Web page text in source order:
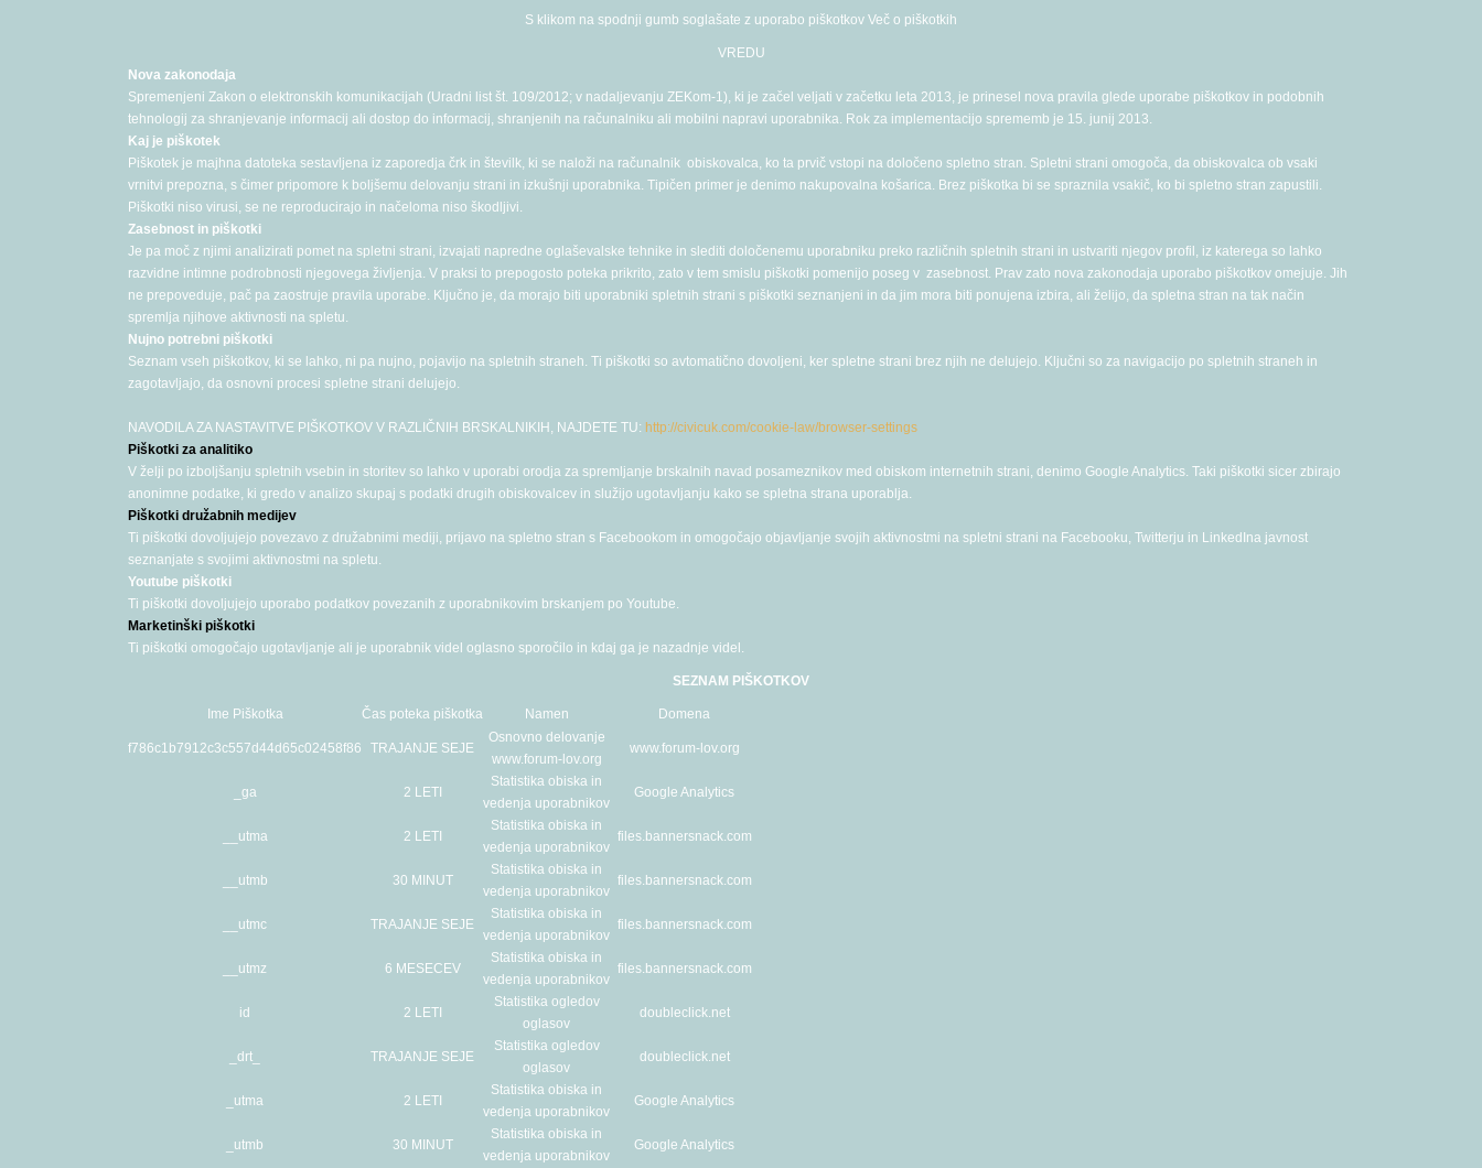
S klikom na spodnji gumb soglašate z uporabo piškotkov Več o piškotkih
VREDU
Nova zakonodaja
Spremenjeni Zakon o elektronskih komunikacijah (Uradni list št. 109/2012; v nadaljevanju ZEKom-1), ki je začel veljati v začetku leta 2013, je prinesel nova pravila glede uporabe piškotkov in podobnih
tehnologij za shranjevanje informacij ali dostop do informacij, shranjenih na računalniku ali mobilni napravi uporabnika. Rok za implementacijo sprememb je 15. junij 2013.
Kaj je piškotek
Piškotek je majhna datoteka sestavljena iz zaporedja črk in številk, ki se naloži na računalnik obiskovalca, ko ta prvič vstopi na določeno spletno stran. Spletni strani omogoča, da obiskovalca ob vsaki
vrnitvi prepozna, s čimer pripomore k boljšemu delovanju strani in izkušnji uporabnika. Tipičen primer je denimo nakupovalna košarica. Brez piškotka bi se spraznila vsakič, ko bi spletno stran zapustili.
Piškotki niso virusi, se ne reproducirajo in načeloma niso škodljivi.
Zasebnost in piškotki
Je pa moč z njimi analizirati pomet na spletni strani, izvajati napredne oglaševalske tehnike in slediti določenemu uporabniku preko različnih spletnih strani in ustvariti njegov profil, iz katerega so lahko
razvidne intimne podrobnosti njegovega življenja. V praksi to prepogosto poteka prikrito, zato v tem smislu piškotki pomenijo poseg v zasebnost. Prav zato nova zakonodaja uporabo piškotkov omejuje. Jih
ne prepoveduje, pač pa zaostruje pravila uporabe. Ključno je, da morajo biti uporabniki spletnih strani s piškotki seznanjeni in da jim mora biti ponujena izbira, ali želijo, da spletna stran na tak način
spremlja njihove aktivnosti na spletu.
Nujno potrebni piškotki
Seznam vseh piškotkov, ki se lahko, ni pa nujno, pojavijo na spletnih straneh. Ti piškotki so avtomatično dovoljeni, ker spletne strani brez njih ne delujejo. Ključni so za navigacijo po spletnih straneh in
zagotavljajo, da osnovni procesi spletne strani delujejo.
NAVODILA ZA NASTAVITVE PIŠKOTKOV V RAZLIČNIH BRSKALNIKIH, NAJDETE TU: http://civicuk.com/cookie-law/browser-settings
Piškotki za analitiko
V želji po izboljšanju spletnih vsebin in storitev so lahko v uporabi orodja za spremljanje brskalnih navad posameznikov med obiskom internetnih strani, denimo Google Analytics. Taki piškotki sicer zbirajo
anonimne podatke, ki gredo v analizo skupaj s podatki drugih obiskovalcev in služijo ugotavljanju kako se spletna strana uporablja.
Piškotki družabnih medijev
Ti piškotki dovoljujejo povezavo z družabnimi mediji, prijavo na spletno stran s Facebookom in omogočajo objavljanje svojih aktivnostmi na spletni strani na Facebooku, Twitterju in LinkedIna javnost
seznanjate s svojimi aktivnostmi na spletu.
Youtube piškotki
Ti piškotki dovoljujejo uporabo podatkov povezanih z uporabnikovim brskanjem po Youtube.
Marketinški piškotki
Ti piškotki omogočajo ugotavljanje ali je uporabnik videl oglasno sporočilo in kdaj ga je nazadnje videl.
SEZNAM PIŠKOTKOV
Ime Piškotka Čas poteka piškotka Namen Domena
f786c1b7912c3c557d44d65c02458f86 TRAJANJE SEJE
Osnovno delovanje
www.forum-lov.org
www.forum-lov.org
_ga 2 LETI
Statistika obiska in
vedenja uporabnikov
Google Analytics
__utma 2 LETI
Statistika obiska in
vedenja uporabnikov
files.bannersnack.com
__utmb 30 MINUT
Statistika obiska in
vedenja uporabnikov
files.bannersnack.com
__utmc TRAJANJE SEJE
Statistika obiska in
vedenja uporabnikov
files.bannersnack.com
__utmz 6 MESECEV
Statistika obiska in
vedenja uporabnikov
files.bannersnack.com
id 2 LETI
Statistika ogledov
oglasov
doubleclick.net
_drt_ TRAJANJE SEJE
Statistika ogledov
oglasov
doubleclick.net
_utma 2 LETI
Statistika obiska in
vedenja uporabnikov
Google Analytics
_utmb 30 MINUT
Statistika obiska in
vedenja uporabnikov
Google Analytics